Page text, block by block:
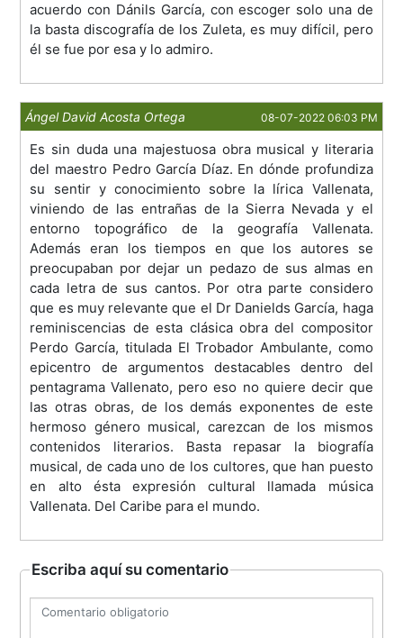
acuerdo con Dánils García, con escoger solo una de
la basta discografía de los Zuleta, es muy difícil, pero
él se fue por esa y lo admiro.
Ángel David Acosta Ortega 08-07-2022 06:03 PM
Es sin duda una majestuosa obra musical y literaria
del maestro Pedro García Díaz. En dónde profundiza
su sentir y conocimiento sobre la lírica Vallenata,
viniendo de las entrañas de la Sierra Nevada y el
entorno topográfico de la geografía Vallenata.
Además eran los tiempos en que los autores se
preocupaban por dejar un pedazo de sus almas en
cada letra de sus cantos. Por otra parte considero
que es muy relevante que el Dr Danields García, haga
reminiscencias de esta clásica obra del compositor
Perdo García, titulada El Trobador Ambulante, como
epicentro de argumentos destacables dentro del
pentagrama Vallenato, pero eso no quiere decir que
las otras obras, de los demás exponentes de este
hermoso género musical, carezcan de los mismos
contenidos literarios. Basta repasar la biografía
musical, de cada uno de los cultores, que han puesto
en alto ésta expresión cultural llamada música
Vallenata. Del Caribe para el mundo.
Escriba aquí su comentario